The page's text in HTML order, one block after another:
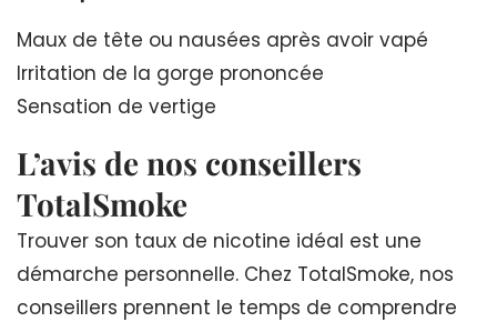
Maux de tête ou nausées après avoir vapé
Irritation de la gorge prononcée
Sensation de vertige
L’avis de nos conseillers
TotalSmoke
Trouver son taux de nicotine idéal est une
démarche personnelle. Chez TotalSmoke, nos
conseillers prennent le temps de comprendre